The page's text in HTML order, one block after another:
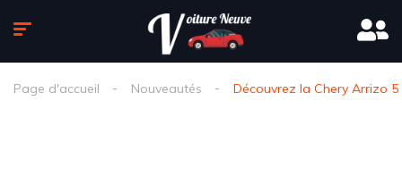
Page d'accueil Nouveautés Découvrez la Chery Arrizo